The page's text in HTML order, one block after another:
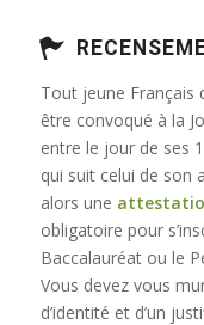
Tout jeune Français
être convoqué à la
entre le jour de ses
qui suit celui de son
alors une
obligatoire pour
Baccalauréat ou le
Vous devez vous
d’identité et d’un